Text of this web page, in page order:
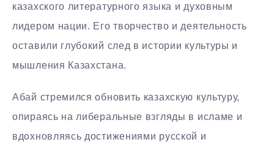
казахского литературного языка и духовным
лидером нации. Его творчество и деятельность
оставили глубокий след в истории культуры и
мышления Казахстана.
Абай стремился обновить казахскую культуру,
опираясь на либеральные взгляды в исламе и
вдохновляясь достижениями русской и